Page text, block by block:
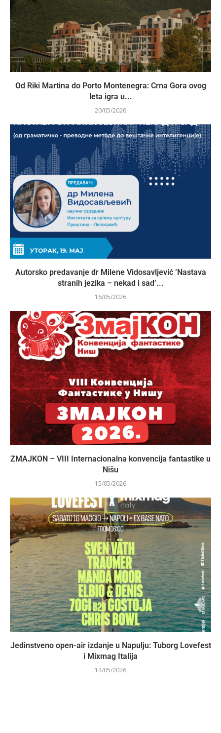
Od Riki Martina do Porto Montenegra: Crna Gora ovog
leta igra u...
20/05/2026
Autorsko predavanje dr Milene Vidosavljević ‘Nastava
stranih jezika – nekad i sad’...
16/05/2026
ZMAJKON – VIII Internacionalna konvencija fantastike u
Nišu
15/05/2026
Jedinstveno open-air izdanje u Napulju: Tuborg Lovefest
i Mixmag Italija
14/05/2026